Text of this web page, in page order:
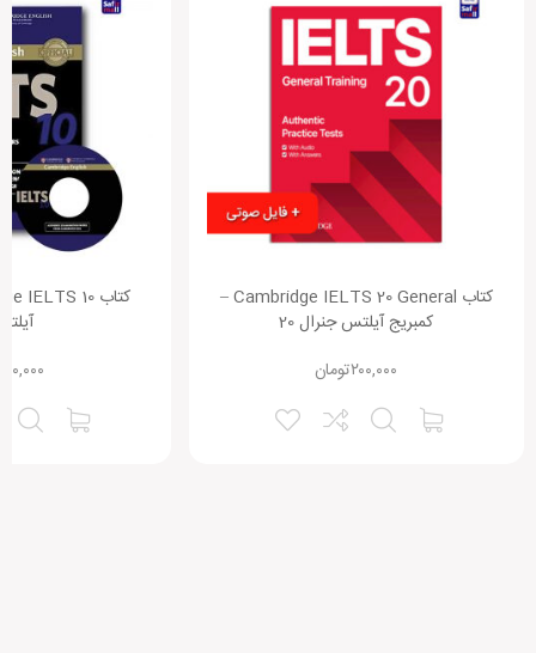
کتاب Cambridge IELTS 20 General –
کمبریج آیلتس جنرال 20
تومان۲۰۰,۰۰۰